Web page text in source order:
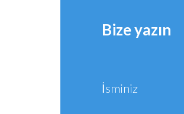
Bize yazın
İsminiz